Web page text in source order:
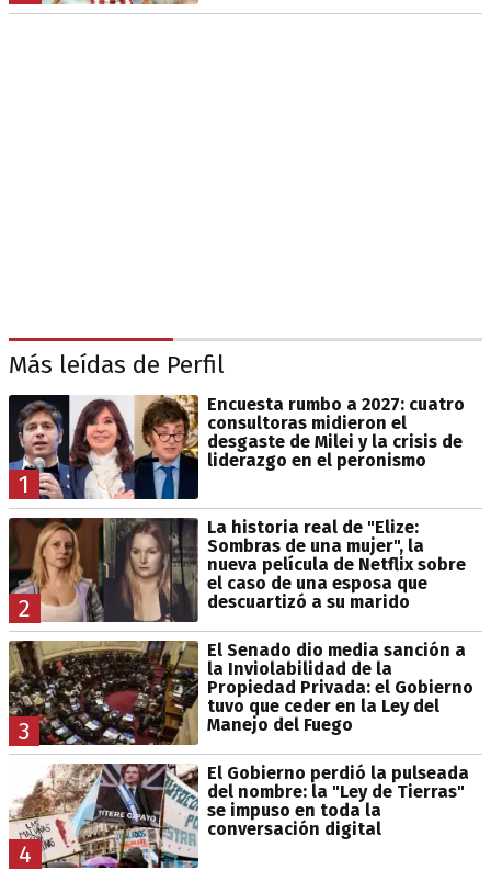
Más leídas de Perfil
1
Encuesta rumbo a 2027: cuatro
consultoras midieron el
desgaste de Milei y la crisis de
liderazgo en el peronismo
2
La historia real de "Elize:
Sombras de una mujer", la
nueva película de Netflix sobre
el caso de una esposa que
descuartizó a su marido
3
El Senado dio media sanción a
la Inviolabilidad de la
Propiedad Privada: el Gobierno
tuvo que ceder en la Ley del
Manejo del Fuego
4
El Gobierno perdió la pulseada
del nombre: la "Ley de Tierras"
se impuso en toda la
conversación digital